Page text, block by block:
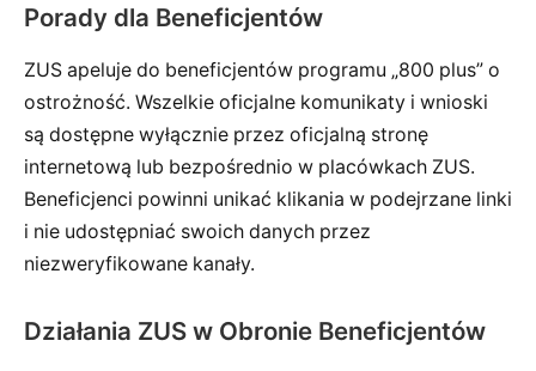
Porady dla Beneficjentów
ZUS apeluje do beneficjentów programu „800 plus” o
ostrożność. Wszelkie oficjalne komunikaty i wnioski
są dostępne wyłącznie przez oficjalną stronę
internetową lub bezpośrednio w placówkach ZUS.
Beneficjenci powinni unikać klikania w podejrzane linki
i nie udostępniać swoich danych przez
niezweryfikowane kanały.
Działania ZUS w Obronie Beneficjentów